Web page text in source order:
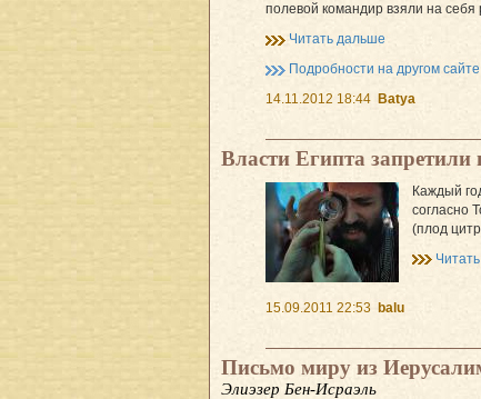
полевой командир взяли на
Читать дальше
Подробности на другом сайте
14.11.2012 18:44 Batya
Власти Египта
Каждый
согласно
(плод
15.09.2011 22:53 balu
Письмо миру из
Элиэзер Бен-Исраэль